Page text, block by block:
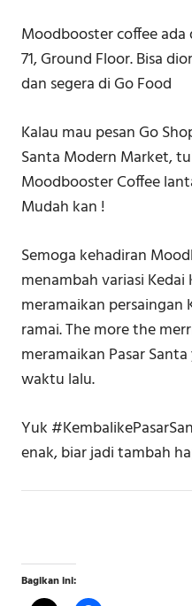
Moodbooster coffee ada
71, Ground Floor. Bisa
dan segera di Go Food
Kalau mau pesan Go
Santa Modern Market,
Moodbooster Coffee
Mudah kan !
Semoga kehadiran
menambah variasi
meramaikan persaingan
ramai. The more the
meramaikan Pasar
waktu lalu.
Yuk
enak, biar jadi tambah
Bagikan ini: